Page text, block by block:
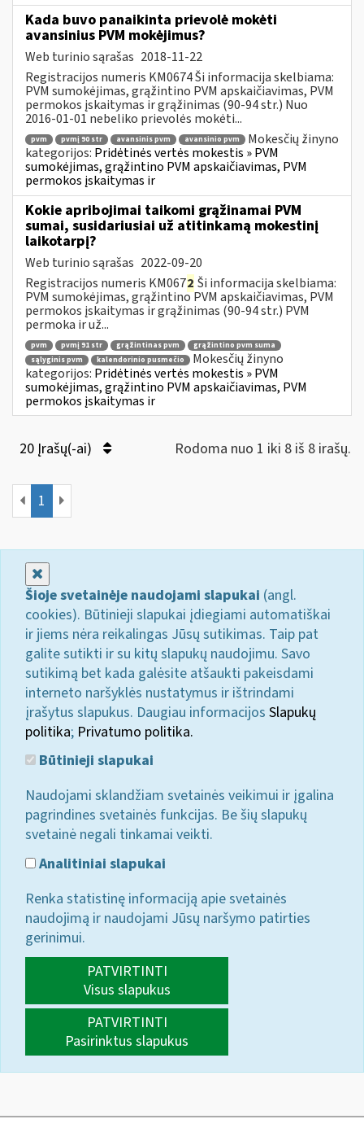
Kada buvo panaikinta prievolė mokėti
avansinius PVM mokėjimus?
Web turinio sąrašas 2018-11-22
Registracijos numeris KM0674 Ši informacija skelbiama:
PVM sumokėjimas, grąžintino PVM apskaičiavimas, PVM
permokos įskaitymas ir grąžinimas (90-94 str.) Nuo
2016-01-01 nebeliko prievolės mokėti...
pvm pvmį 90 str avansinis pvm avansinio pvm
Mokesčių žinyno
kategorijos: Pridėtinės vertės mokestis » PVM
sumokėjimas, grąžintino PVM apskaičiavimas, PVM
permokos įskaitymas ir
Kokie apribojimai taikomi grąžinamai PVM
sumai, susidariusiai už atitinkamą mokestinį
laikotarpį?
Web turinio sąrašas 2022-09-20
Registracijos numeris KM0672 Ši informacija skelbiama:
PVM sumokėjimas, grąžintino PVM apskaičiavimas, PVM
permokos įskaitymas ir grąžinimas (90-94 str.) PVM
permoka ir už...
pvm pvmį 91 str grąžintinas pvm
grąžintino pvm suma
sąlyginis pvm
kalendorinio pusmečio
Mokesčių žinyno
kategorijos: Pridėtinės vertės mokestis » PVM
sumokėjimas, grąžintino PVM apskaičiavimas, PVM
permokos įskaitymas ir
20 Įrašų(-ai) Rodoma nuo 1 iki 8 iš 8 irašų.
1
Šioje svetainėje naudojami slapukai (angl.
cookies). Būtinieji slapukai įdiegiami automatiškai
ir jiems nėra reikalingas Jūsų sutikimas. Taip pat
galite sutikti ir su kitų slapukų naudojimu. Savo
sutikimą bet kada galėsite atšaukti pakeisdami
interneto naršyklės nustatymus ir ištrindami
įrašytus slapukus. Daugiau informacijos Slapukų
politika; Privatumo politika.
Būtinieji slapukai
Naudojami sklandžiam svetainės veikimui ir įgalina
pagrindines svetainės funkcijas. Be šių slapukų
svetainė negali tinkamai veikti.
Analitiniai slapukai
Renka statistinę informaciją apie svetainės
naudojimą ir naudojami Jūsų naršymo patirties
gerinimui.
PATVIRTINTI
Visus slapukus
PATVIRTINTI
Pasirinktus slapukus